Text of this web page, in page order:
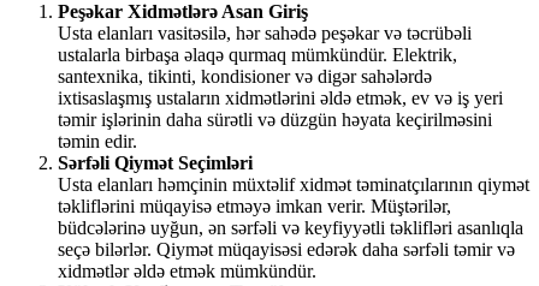
Peşəkar Xidmətlərə Asan Giriş
Usta elanları vasitəsilə, hər sahədə peşəkar və təcrübəli
ustalarla birbaşa əlaqə qurmaq mümkündür. Elektrik,
santexnika, tikinti, kondisioner və digər sahələrdə
ixtisaslaşmış ustaların xidmətlərini əldə etmək, ev və iş yeri
təmir işlərinin daha sürətli və düzgün həyata keçirilməsini
təmin edir.
Sərfəli Qiymət Seçimləri
Usta elanları həmçinin müxtəlif xidmət təminatçılarının qiymət
təkliflərini müqayisə etməyə imkan verir. Müştərilər,
büdcələrinə uyğun, ən sərfəli və keyfiyyətli təklifləri asanlıqla
seçə bilərlər. Qiymət müqayisəsi edərək daha sərfəli təmir və
xidmətlər əldə etmək mümkündür.